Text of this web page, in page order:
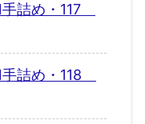
詰め・117
詰め・118